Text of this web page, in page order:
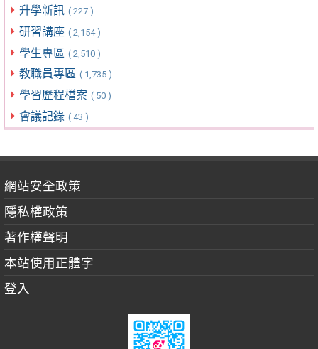
升學新訊 ( 227 )
研習講座 ( 2,154 )
學生專區 ( 2,510 )
教職員專區 ( 1,735 )
學習歷程檔案 ( 50 )
會議記錄 ( 43 )
網站安全政策
隱私權政策
著作權聲明
本站使用正體字
登入